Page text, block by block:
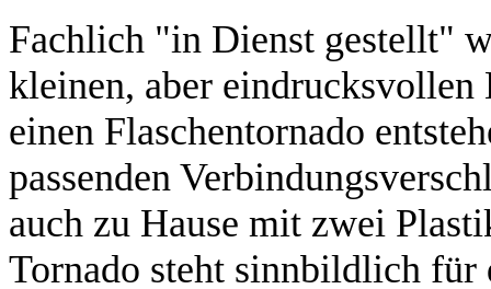
Fachlich "in Dienst gestellt"
kleinen, aber
einen Flaschentornado
passenden
auch zu Hause mit zwei
Tornado steht sinnbildlich für